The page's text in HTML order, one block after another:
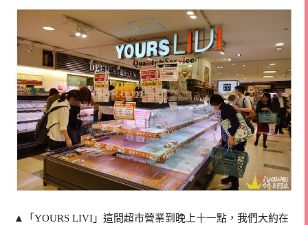
▲「YOURS LIVI」這間超市營業到晚上十一點，我們大約在